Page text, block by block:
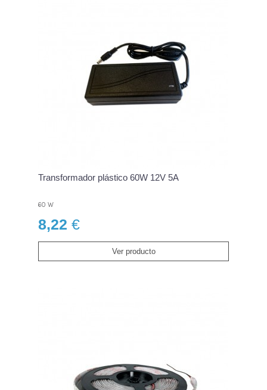
Transformador plástico 60W 12V 5A
60 W
8,22 €
Ver producto